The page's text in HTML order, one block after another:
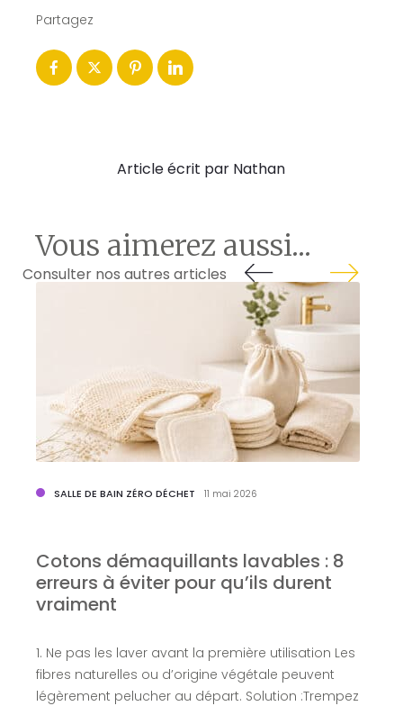
Partagez
Article écrit par Nathan
Vous aimerez aussi...
Consulter nos autres articles
SALLE DE BAIN ZÉRO DÉCHET 11 mai 2026
Cotons démaquillants lavables : 8
erreurs à éviter pour qu’ils durent
vraiment
1. Ne pas les laver avant la première utilisation Les
fibres naturelles ou d’origine végétale peuvent
légèrement pelucher au départ. Solution :Trempez